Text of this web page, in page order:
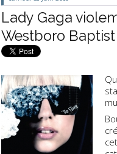
Lady Gaga
Westboro